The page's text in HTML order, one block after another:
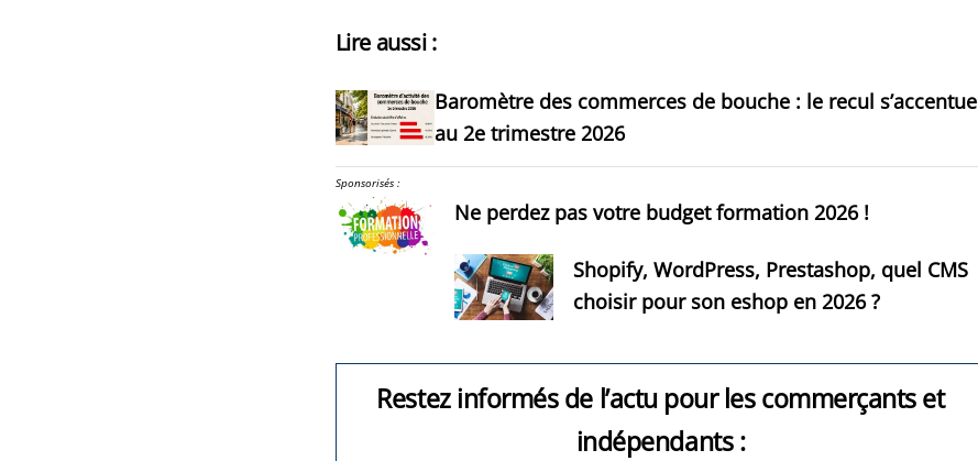
Lire aussi :
Baromètre des commerces de bouche : le recul s’accentue
au 2e trimestre 2026
Sponsorisés :
Ne perdez pas votre budget formation 2026 !
Shopify, WordPress, Prestashop, quel CMS
choisir pour son eshop en 2026 ?
Restez informés de l’actu pour les commerçants et
indépendants :